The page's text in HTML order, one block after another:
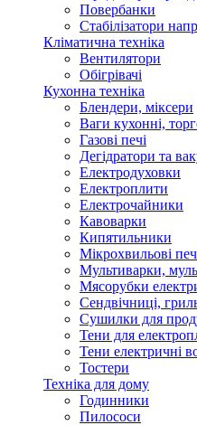
Повербанки
Стабілізатори
Кліматична техніка
Вентилятори
Обігрівачі
Кухонна техніка
Блендери, міксери
Ваги кухонні,
Газові печі
Дегідратори та
Електродуховки
Електроплити
Електрочайники
Кавоварки
Кипятильники
Мікрохвильові
Мультиварки,
Мясорубки
Сендвічниці,
Сушилки для
Тени для
Тени електричні
Тостери
Техніка для дому
Годинники
Пилососи